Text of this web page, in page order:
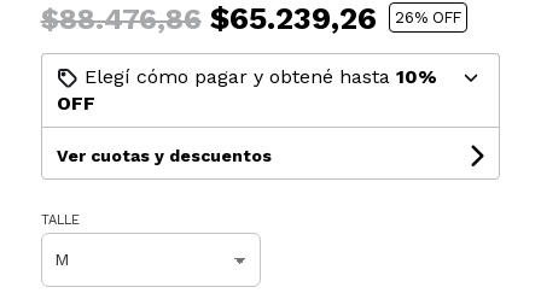
$88.476,86$65.239,26 26% OFF
Elegí cómo pagar y obtené hasta 10%
OFF
Ver cuotas y descuentos
TALLE